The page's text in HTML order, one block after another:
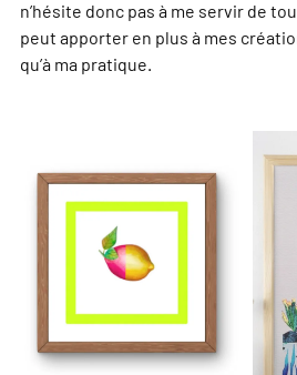
n’hésite donc pas à me servir de
peut apporter en plus à mes
qu’à ma pratique.